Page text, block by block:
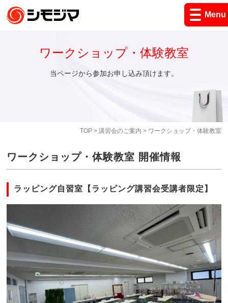
Menu
TOP> 講習会のご案内 > ワークショップ・体験教室
ワークショップ・体験教室
当ページから参加お申し込み頂けます。
ワークショップ・体験教室 開催情報
ラッピング自習室【ラッピング講習会受講者限定】